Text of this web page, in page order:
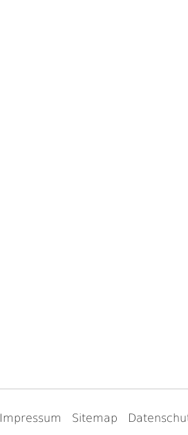
Impressum Sitemap